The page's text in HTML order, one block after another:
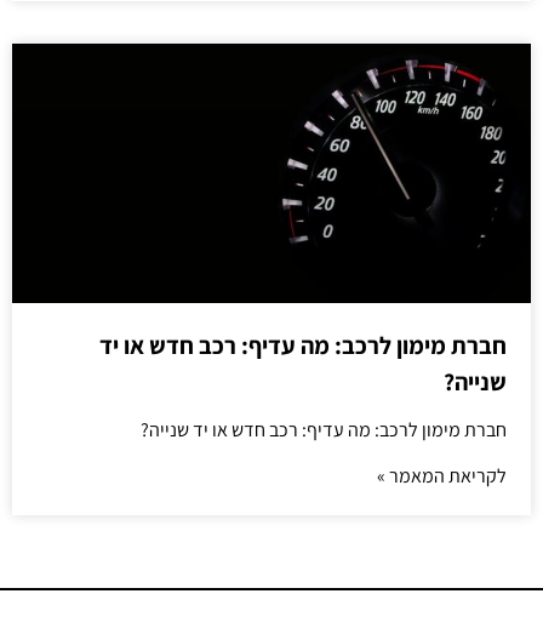
חברת מימון לרכב: מה עדיף: רכב חדש או יד
שנייה?
חברת מימון לרכב: מה עדיף: רכב חדש או יד שנייה?
לקריאת המאמר »